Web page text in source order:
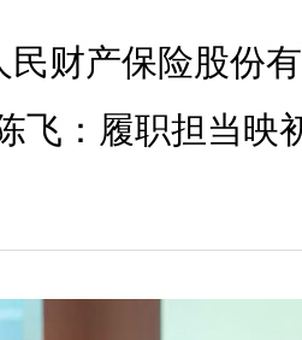
财产保险股份
飞：履职担当映